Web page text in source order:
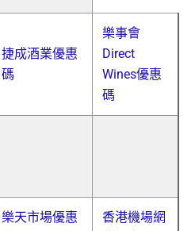
捷成酒業優惠
碼
樂事會
Direct
Wines優惠
碼
樂天市場優惠
香港機場網